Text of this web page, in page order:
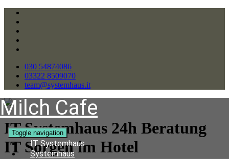
030 54874086
03322 8509070
team@systemhaus.it
Milch Cafe
Toggle navigation
IT Systemhaus
Systemhaus
IT Systemhaus 24h Beratung
IT Sorgen im Hotel